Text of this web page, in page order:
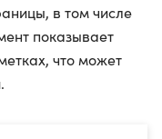
в том числе
показывает
что может